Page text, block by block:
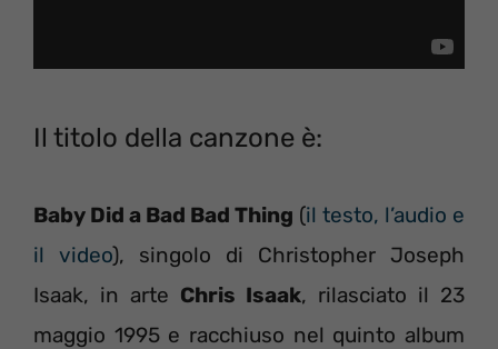
Il titolo della canzone è:
Baby Did a Bad Bad Thing (il testo, l’audio e
il video), singolo di Christopher Joseph
Isaak, in arte Chris Isaak, rilasciato il 23
maggio 1995 e racchiuso nel quinto album